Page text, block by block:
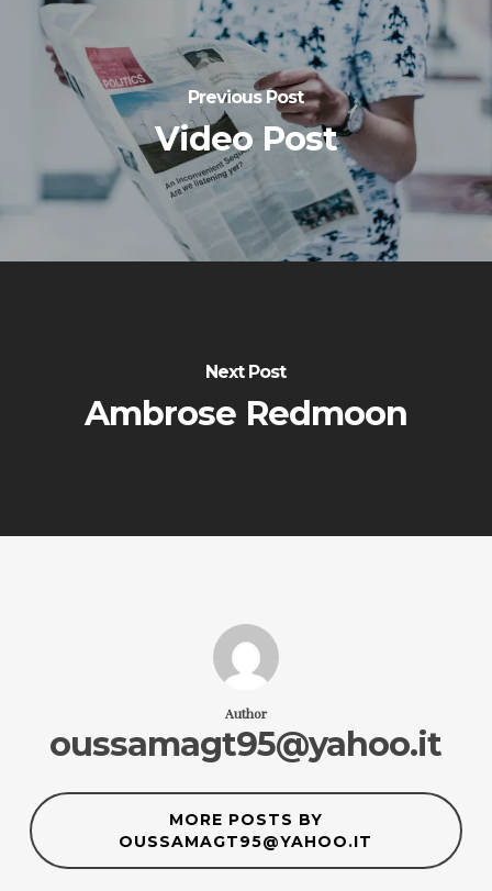
Previous Post
Video Post
Next Post
Ambrose Redmoon
Author
oussamagt95@yahoo.it
MORE POSTS BY
OUSSAMAGT95@YAHOO.IT